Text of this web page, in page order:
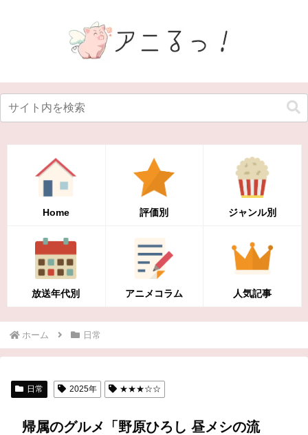
Home 評価別 ジャンル別
放送年代別 アニメコラム 人気記事
ホーム 日常
日常 2025年 ★★★☆☆
帰属のグルメ「野原ひろし 昼メシの流